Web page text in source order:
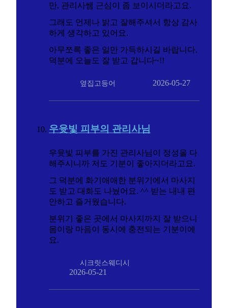
만, 관리사쌤 근심이 좀 보이시더라고요.
그래도 언제나 밝고 잘해주셔서 항상 감사
하게 생각하고 있어요.
아무쪼록 좋은 일만 가득하시길 바랍니다.
덕분에 오늘도 잘 받고 갑니다~!!
옆집고등어 2026-05-27
우윳빛 피부의 관리사님
우윳빛 피부를 가진 관리사님이 정성을 다
해주시니까 저도 기분이 좋아지더라고요.
그 덕분에 화기애애한 분위기에서 마사지
도 받고 대화도 나눴어요. ^^ 받는 내내 편
안하고 즐거웠습니다.
분위기 좋은 곳에서 마사지까지 잘 받으니
몸이랑 마음이 동시에 충전되는 기분이에
요.
시크릿스웨디시
2026-05-21